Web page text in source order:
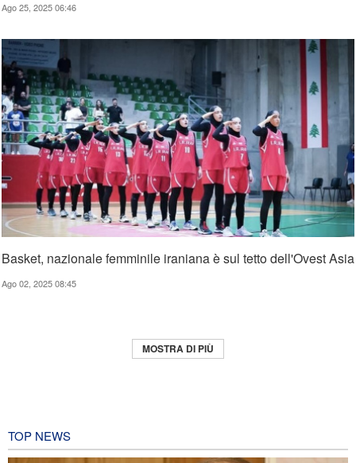
Ago 25, 2025 06:46
Basket, nazionale femminile iraniana è sul tetto dell'Ovest Asia
Ago 02, 2025 08:45
MOSTRA DI PIÙ
TOP NEWS